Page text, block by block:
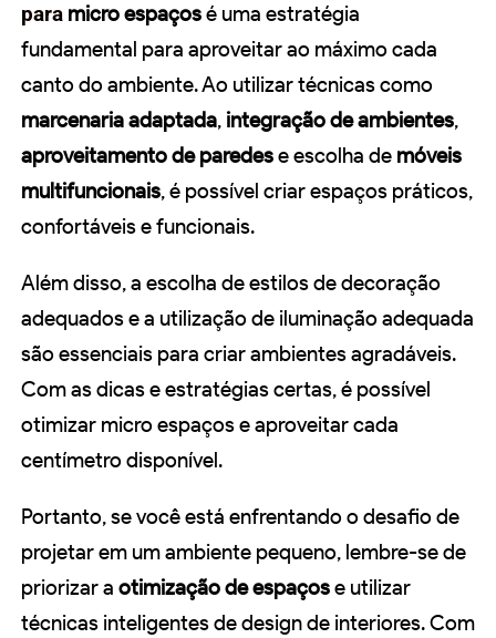
para micro espaçosé uma estratégia
fundamental para aproveitar ao máximo cada
canto do ambiente. Ao utilizar técnicas como
marcenaria adaptada, integração de ambientes,
aproveitamento de paredese escolha de móveis
multifuncionais, é possível criar espaços práticos,
confortáveis e funcionais.
Além disso, a escolha de estilos de decoração
adequados e a utilização de iluminação adequada
são essenciais para criar ambientes agradáveis.
Com as dicas e estratégias certas, é possível
otimizar micro espaços e aproveitar cada
centímetro disponível.
Portanto, se você está enfrentando o desafio de
projetar em um ambiente pequeno, lembre-se de
priorizar a otimização de espaçose utilizar
técnicas inteligentes de design de interiores. Com